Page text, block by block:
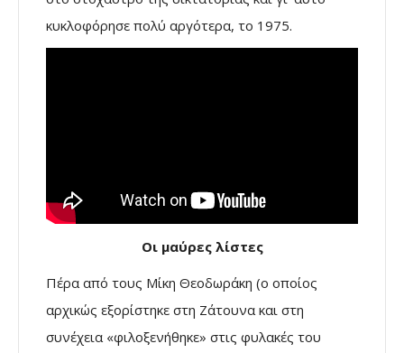
κυκλοφόρησε πολύ αργότερα, το 1975.
Οι μαύρες λίστες
Πέρα από τους Μίκη Θεοδωράκη (ο οποίος
αρχικώς εξορίστηκε στη Ζάτουνα και στη
συνέχεια «φιλοξενήθηκε» στις φυλακές του